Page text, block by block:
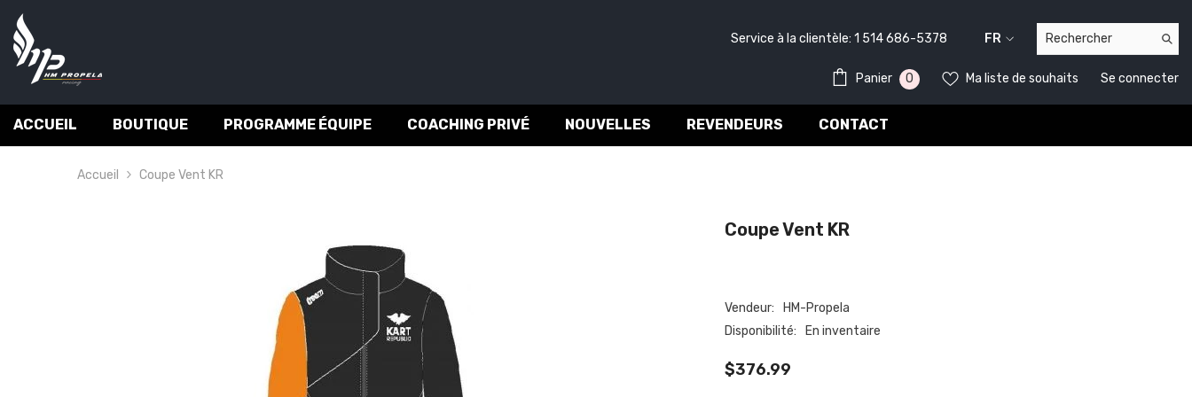
IGNORER ET PASSER AU CONTENU
Service à la clientèle: 1 514 686-5378
FR
Panier 0 0
Ma liste de souhaits Se connecter
ACCUEIL BOUTIQUE PROGRAMME ÉQUIPE COACHING PRIVÉ NOUVELLES REVENDEURS CONTACT
Accueil Coupe Vent KR
Coupe Vent KR
Vendeur:
HM-Propela
Disponibilité:
En inventaire
$376.99